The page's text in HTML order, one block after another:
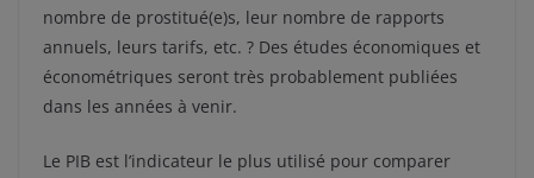
nombre de prostitué(e)s, leur nombre de rapports
annuels, leurs tarifs, etc. ? Des études économiques et
économétriques seront très probablement publiées
dans les années à venir.
Le PIB est l’indicateur le plus utilisé pour comparer